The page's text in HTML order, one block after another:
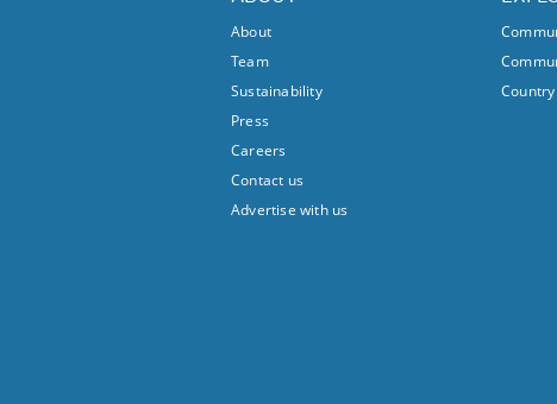
About
Team
Sustainability
Press
Careers
Contact us
Advertise with us